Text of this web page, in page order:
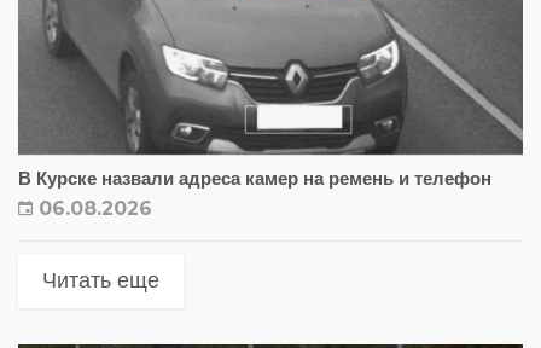
В Курске назвали адреса камер на ремень и телефон
06.08.2026
Читать еще